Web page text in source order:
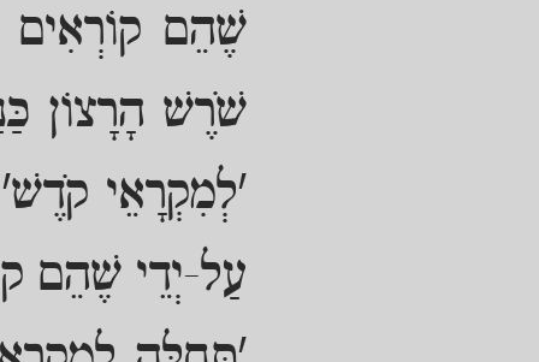
שֶׁהֵם
שֹׁרֶשׁ הָרָצוֹן
'לְמִקְרָאֵי
עַל-יְדֵי שֶׁהֵם